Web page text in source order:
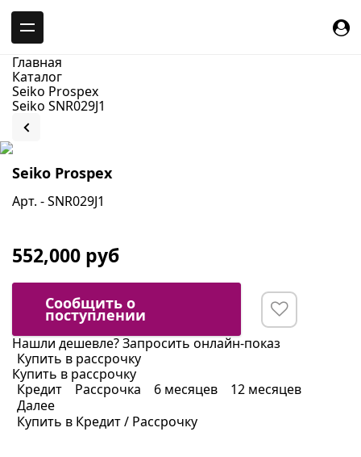
Главная
Каталог
Seiko Prospex
Seiko SNR029J1
Seiko Prospex
Арт. - SNR029J1
552,000 руб
Сообщить о
поступлении
Нашли дешевле?Запросить онлайн-показ
Купить в рассрочку
Купить в рассрочку
Кредит
Рассрочка 6 месяцев
12 месяцев
Далее
Купить в Кредит / Рассрочку